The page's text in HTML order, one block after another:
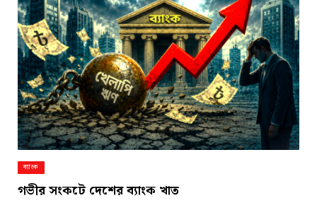
ব্যাংক
গভীর সংকটে দেশের ব্যাংক খাত